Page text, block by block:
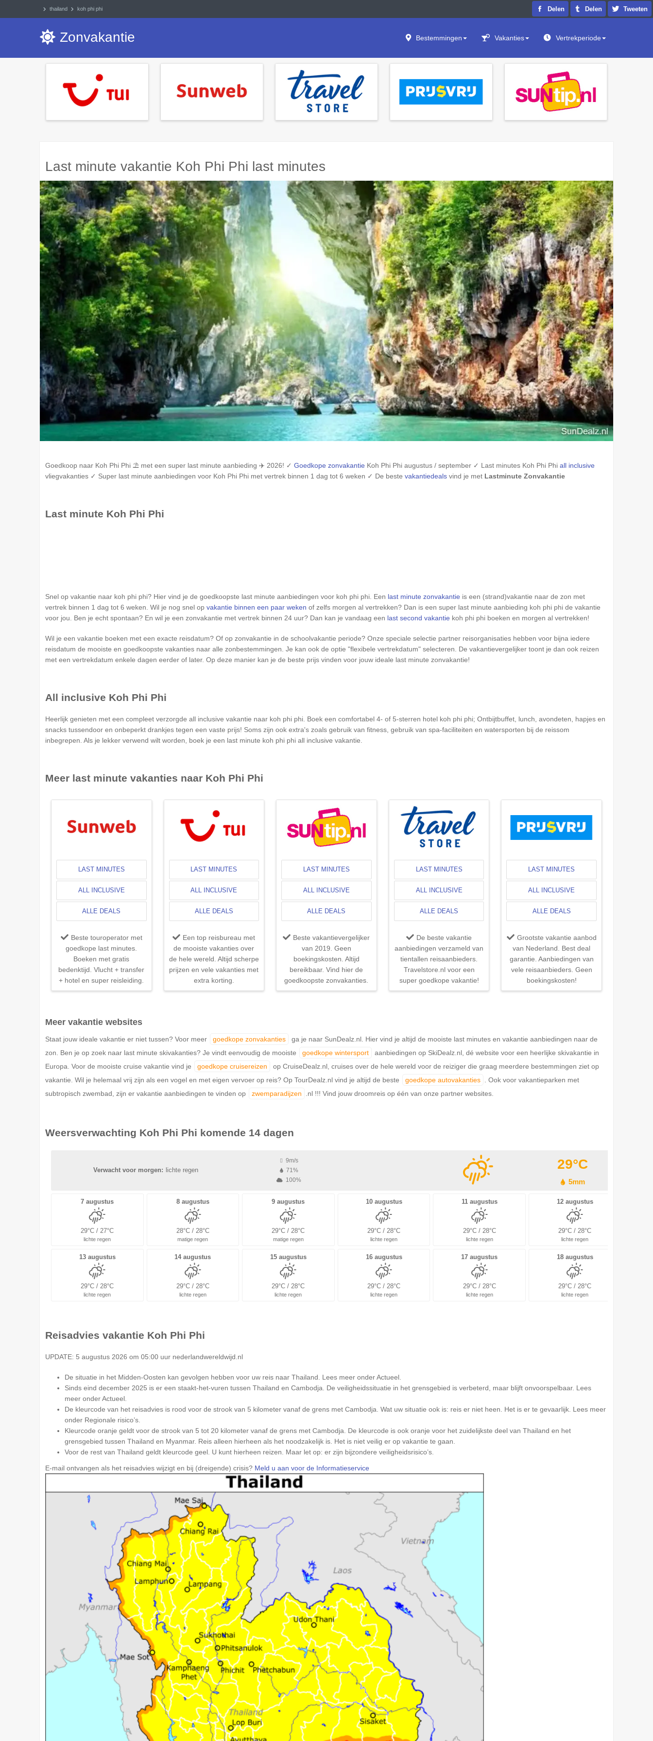
thailand koh phi phi
Zonvakantie Bestemmingen Vakanties Vertrekperiode
Last minute vakantie Koh Phi Phi last minutes
Delen Delen Tweeten
Goedkoop naar Koh Phi Phi ⛱️ met een super last minute aanbieding ✈️ 2026! ✓ Goedkope zonvakantie Koh Phi Phi augustus / september ✓ Last minutes Koh Phi Phi all inclusive
vliegvakanties ✓ Super last minute aanbiedingen voor Koh Phi Phi met vertrek binnen 1 dag tot 6 weken ✓ De beste vakantiedeals vind je met Lastminute Zonvakantie
Last minute Koh Phi Phi
Snel op vakantie naar koh phi phi? Hier vind je de goedkoopste last minute aanbiedingen voor koh phi phi. Een last minute zonvakantie is een (strand)vakantie naar de zon met
vertrek binnen 1 dag tot 6 weken. Wil je nog snel op vakantie binnen een paar weken of zelfs morgen al vertrekken? Dan is een super last minute aanbieding koh phi phi de vakantie
voor jou. Ben je echt spontaan? En wil je een zonvakantie met vertrek binnen 24 uur? Dan kan je vandaag een last second vakantie koh phi phi boeken en morgen al vertrekken!
Wil je een vakantie boeken met een exacte reisdatum? Of op zonvakantie in de schoolvakantie periode? Onze speciale selectie partner reisorganisaties hebben voor bijna iedere
reisdatum de mooiste en goedkoopste vakanties naar alle zonbestemmingen. Je kan ook de optie "flexibele vertrekdatum" selecteren. De vakantievergelijker toont je dan ook reizen
met een vertrekdatum enkele dagen eerder of later. Op deze manier kan je de beste prijs vinden voor jouw ideale last minute zonvakantie!
All inclusive Koh Phi Phi
Heerlijk genieten met een compleet verzorgde all inclusive vakantie naar koh phi phi. Boek een comfortabel 4- of 5-sterren hotel koh phi phi; Ontbijtbuffet, lunch, avondeten, hapjes en
snacks tussendoor en onbeperkt drankjes tegen een vaste prijs! Soms zijn ook extra's zoals gebruik van fitness, gebruik van spa-faciliteiten en watersporten bij de reissom
inbegrepen. Als je lekker verwend wilt worden, boek je een last minute koh phi phi all inclusive vakantie.
Meer last minute vakanties naar Koh Phi Phi
LAST MINUTES
ALL INCLUSIVE
ALLE DEALS
Beste touroperator met
goedkope last minutes.
Boeken met gratis
bedenktijd. Vlucht + transfer
+ hotel en super reisleiding.
LAST MINUTES
ALL INCLUSIVE
ALLE DEALS
Een top reisbureau met
de mooiste vakanties over
de hele wereld. Altijd scherpe
prijzen en vele vakanties met
extra korting.
LAST MINUTES
ALL INCLUSIVE
ALLE DEALS
Beste vakantievergelijker
van 2019. Geen
boekingskosten. Altijd
bereikbaar. Vind hier de
goedkoopste zonvakanties.
LAST MINUTES
ALL INCLUSIVE
ALLE DEALS
De beste vakantie
aanbiedingen verzameld van
tientallen reisaanbieders.
Travelstore.nl voor een
super goedkope vakantie!
LAST MINUTES
ALL INCLUSIVE
ALLE DEALS
Grootste vakantie aanbod
van Nederland. Best deal
garantie. Aanbiedingen van
vele reisaanbieders. Geen
boekingskosten!
Meer vakantie websites
Staat jouw ideale vakantie er niet tussen? Voor meer goedkope zonvakanties
ga je naar SunDealz.nl. Hier vind je altijd de mooiste last minutes en vakantie aanbiedingen naar de
zon. Ben je op zoek naar last minute skivakanties? Je vindt eenvoudig de mooiste
goedkope wintersport
aanbiedingen op SkiDealz.nl, dé website voor een heerlijke skivakantie in
Europa. Voor de mooiste cruise vakantie vind je
goedkope cruisereizen
op CruiseDealz.nl, cruises over de hele wereld voor de reiziger die graag meerdere bestemmingen ziet op
vakantie. Wil je helemaal vrij zijn als een vogel en met eigen vervoer op reis? Op TourDealz.nl vind je altijd de beste
goedkope autovakanties
. Ook voor vakantieparken met
subtropisch zwembad, zijn er vakantie aanbiedingen te vinden op
zwemparadijzen .nl !!! Vind jouw droomreis op één van onze partner websites.
Weersverwachting Koh Phi Phi komende 14 dagen
Verwacht voor morgen: lichte regen 29°C
5mm
9m/s
71%
100%
7 augustus
29°C / 27°C
lichte regen
8 augustus
28°C / 28°C
matige regen
9 augustus
29°C / 28°C
matige regen
10 augustus
29°C / 28°C
lichte regen
11 augustus
29°C / 28°C
lichte regen
12 augustus
29°C / 28°C
lichte regen
13 augustus
29°C / 28°C
lichte regen
14 augustus
29°C / 28°C
lichte regen
15 augustus
29°C / 28°C
lichte regen
16 augustus
29°C / 28°C
lichte regen
17 augustus
29°C / 28°C
lichte regen
18 augustus
29°C / 28°C
lichte regen
Reisadvies vakantie Koh Phi Phi
UPDATE: 5 augustus 2026 om 05:00 uur nederlandwereldwijd.nl
De situatie in het Midden-Oosten kan gevolgen hebben voor uw reis naar Thailand. Lees meer onder Actueel.
Sinds eind december 2025 is er een staakt-het-vuren tussen Thailand en Cambodja. De veiligheidssituatie in het grensgebied is verbeterd, maar blijft onvoorspelbaar. Lees
meer onder Actueel.
De kleurcode van het reisadvies is rood voor de strook van 5 kilometer vanaf de grens met Cambodja. Wat uw situatie ook is: reis er niet heen. Het is er te gevaarlijk. Lees meer
onder Regionale risico’s.
Kleurcode oranje geldt voor de strook van 5 tot 20 kilometer vanaf de grens met Cambodja. De kleurcode is ook oranje voor het zuidelijkste deel van Thailand en het
grensgebied tussen Thailand en Myanmar. Reis alleen hierheen als het noodzakelijk is. Het is niet veilig er op vakantie te gaan.
Voor de rest van Thailand geldt kleurcode geel. U kunt hierheen reizen. Maar let op: er zijn bijzondere veiligheidsrisico’s.
Let
E-mail ontvangen als het reisadvies wijzigt en bij (dreigende) crisis? Meld u aan voor de Informatieservice